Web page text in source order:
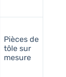
Pièces de
tôle sur
mesure